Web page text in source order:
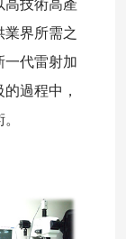
高技術高產
業界所需之
一代雷射加
過程中，